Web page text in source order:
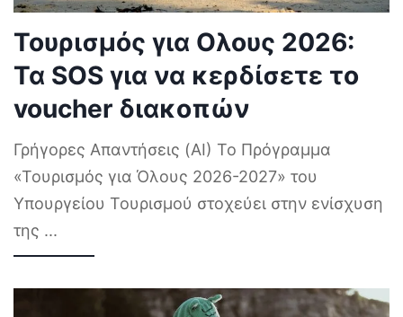
Τουρισμός για Ολους 2026:
Τα SOS για να κερδίσετε το
voucher διακοπών
Γρήγορες Απαντήσεις (AI) Το Πρόγραμμα
«Τουρισμός για Όλους 2026-2027» του
Υπουργείου Τουρισμού στοχεύει στην ενίσχυση
της ...